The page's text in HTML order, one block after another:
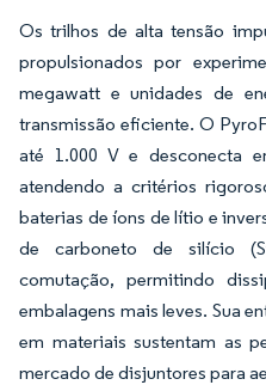
Os trilhos de alta tensão
propulsionados por
megawatt e unidades de
transmissão eficiente. O
até 1.000 V e desconecta
atendendo a critérios
baterias de íons de lítio e
de carboneto de silício
comutação, permitindo
embalagens mais leves. Sua
em materiais sustentam as
mercado de disjuntores para